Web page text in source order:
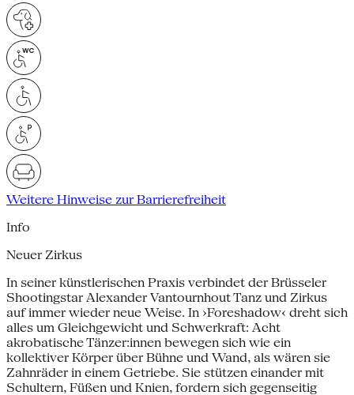
Weitere Hinweise zur Barrierefreiheit
Info
Neuer Zirkus
In seiner künstlerischen Praxis verbindet der Brüsseler
Shootingstar Alexander Vantournhout Tanz und Zirkus
auf immer wieder neue Weise. In ›Foreshadow‹ dreht sich
alles um Gleichgewicht und Schwerkraft: Acht
akrobatische Tänzer:innen bewegen sich wie ein
kollektiver Körper über Bühne und Wand, als wären sie
Zahnräder in einem Getriebe. Sie stützen einander mit
Schultern, Füßen und Knien, fordern sich gegenseitig